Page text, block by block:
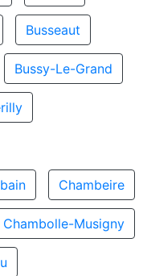
Busseaut
Bussy-Le-Grand
Chambeire
Chambolle-Musigny